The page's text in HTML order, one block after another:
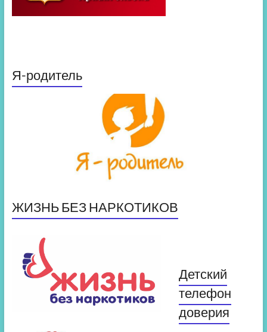
Я-родитель
ЖИЗНЬ БЕЗ НАРКОТИКОВ
Детский
телефон
доверия